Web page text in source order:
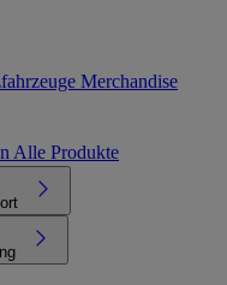
Merchandise
Alle Produkte